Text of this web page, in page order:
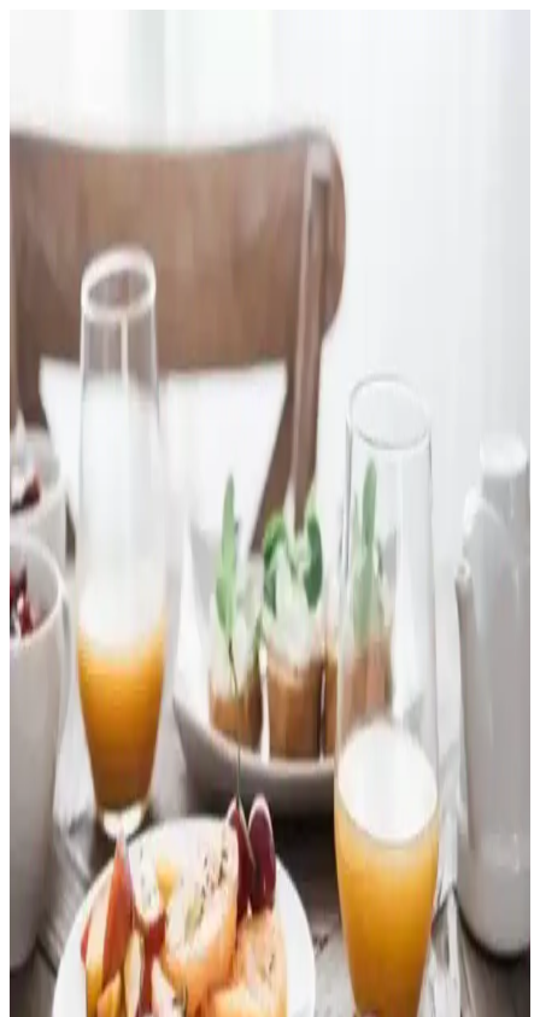
Bacon, yumurta ve peynirli sandviçlerde sos kullanımı, lezzet ve
doku açısından çeşitlilik sunar. Yumurtanın sarısı doğal sos işlevi
görürken, mayonez, acı soslar, ketçap ve reçeller gibi seçenekler
Kuruyemişlere Alternatif Olarak Kahvaltıda
Kullanılabilecek Ekonomik ve Protein Zengini
Besinler
Kuruyemişlerin yüksek fiyatları nedeniyle, kahvaltıda protein
ihtiyacını karşılamak için Yunan yoğurdu, baklagiller ve protein
tozları gibi ekonomik ve protein açısından zengin alternatifler
önerilmektedir.
Kakaolu Petibörler: Günlük Hayatta Sıkça Tercih
Edilen Pratik ve Lezzetli Atıştırmalık
Kakaolu petibörler, hafif tatlı ve gevrek yapısıyla kahvaltı ve ara
öğünlerde tercih edilen, çeşitli markalar tarafından sunulan pratik ve
besleyici atıştırmalıktır.
Kırmızı Meyveli Soslar: Tatlılar ve Kahvaltılık
Ürünler İçin Lezzetli Seçenekler
Kırmızı meyveli soslar, doğal meyve aromalarıyla tatlı ve kahvaltılık
ürünlere lezzet katan vazgeçilmez seçeneklerdir. Çilek, frambuaz ve
kiraz gibi meyvelerle zenginleştirilmiş bu soslar, çeşitli kullanım
alanlarıyla mutfaklarda favoridir.
Lotus Kahvaltılık Tatlı Ezme Seçenekleri ve
Kullanım Alanları Hakkında Detaylı Bilgi
Lotus kahvaltılık tatlı ezme seçenekleri hakkında detaylı bilgi
bulunmamaktadır. Ancak, genel ezme çeşitleri ve kullanım
alanlarıyla kahvaltı sofralarını zenginleştiren pratik alternatifler
sunar.
Krem Peynirin Kahvaltıdaki Yeri ve Sağlıklı
Tüketim İpuçları